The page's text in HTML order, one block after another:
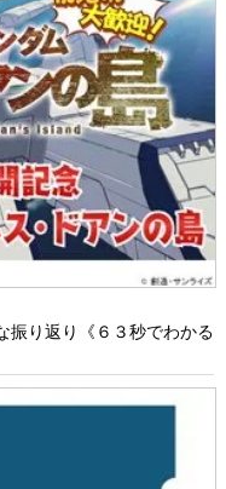
振り返り《６３秒でわかる